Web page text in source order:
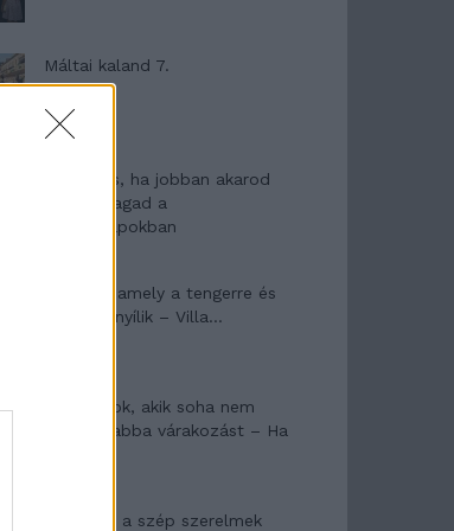
Máltai kaland 7.
10 tanács, ha jobban akarod
érezni magad a
hétköznapokban
Egy ház, amely a tengerre és
a fényre nyílik – Villa...
A családok, akik soha nem
hagyták abba várakozást – Ha
Panna és a szép szerelmek